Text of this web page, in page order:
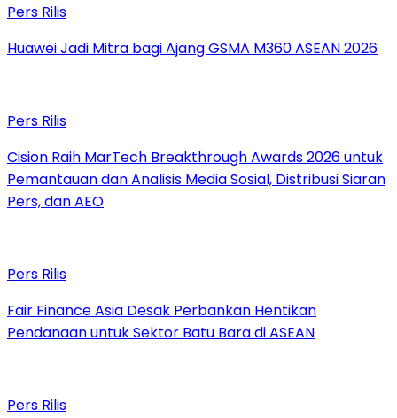
Pers Rilis
Huawei Jadi Mitra bagi Ajang GSMA M360 ASEAN 2026
Pers Rilis
Cision Raih MarTech Breakthrough Awards 2026 untuk
Pemantauan dan Analisis Media Sosial, Distribusi Siaran
Pers, dan AEO
Pers Rilis
Fair Finance Asia Desak Perbankan Hentikan
Pendanaan untuk Sektor Batu Bara di ASEAN
Pers Rilis